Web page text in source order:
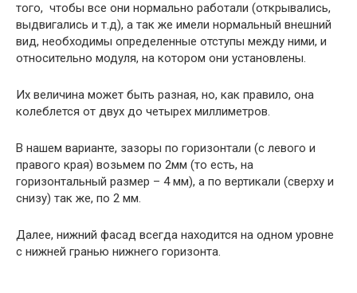
того, чтобы все они нормально работали (открывались,
выдвигались и т.д), а так же имели нормальный внешний
вид, необходимы определенные отступы между ними, и
относительно модуля, на котором они установлены.
Их величина может быть разная, но, как правило, она
колеблется от двух до четырех миллиметров.
В нашем варианте, зазоры по горизонтали (с левого и
правого края) возьмем по 2мм (то есть, на
горизонтальный размер – 4 мм), а по вертикали (сверху и
снизу) так же, по 2 мм.
Далее, нижний фасад всегда находится на одном уровне
с нижней гранью нижнего горизонта.